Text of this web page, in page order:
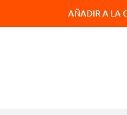
AÑADIR A LA